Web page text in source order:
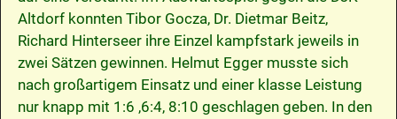
Altdorf konnten Tibor Gocza, Dr. Dietmar Beitz,
Richard Hinterseer ihre Einzel kampfstark jeweils in
zwei Sätzen gewinnen. Helmut Egger musste sich
nach großartigem Einsatz und einer klasse Leistung
nur knapp mit 1:6 ,6:4, 8:10 geschlagen geben. In den